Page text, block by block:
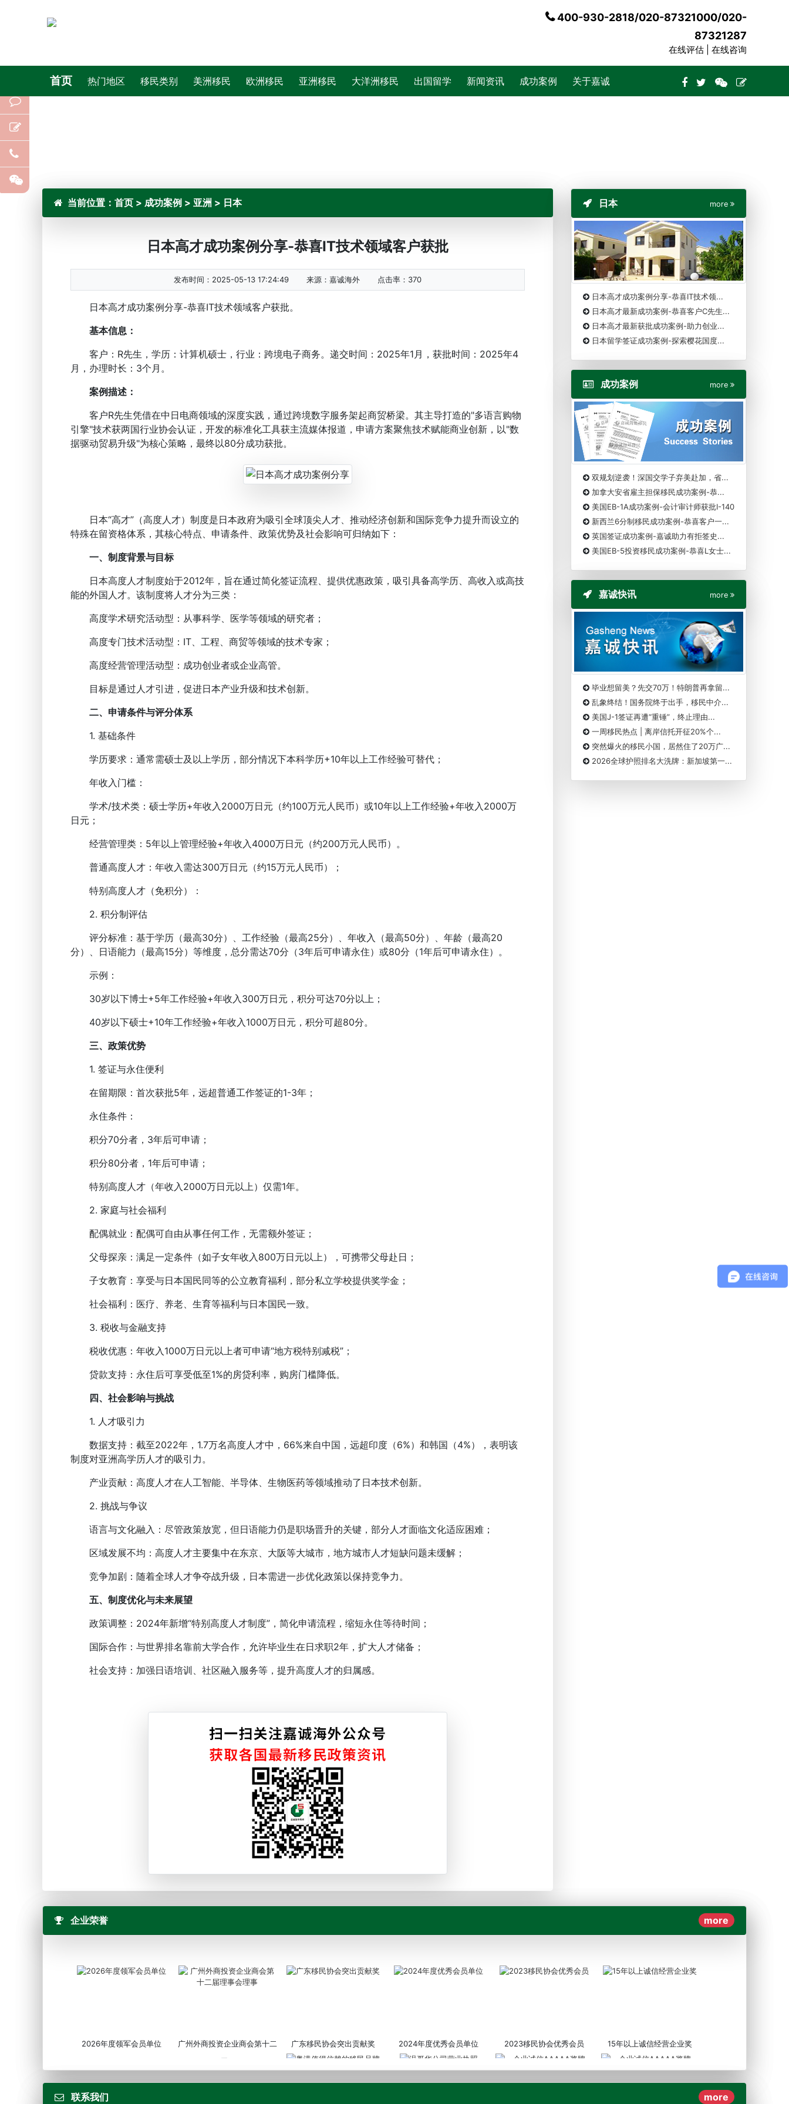
400-930-2818/020-87321000/020-
87321287
在线评估 | 在线咨询
首页 热门地区 移民类别 美洲移民 欧洲移民 亚洲移民 大洋洲移民 出国留学 新闻资讯 成功案例 关于嘉诚
当前位置： 首页 > 成功案例 > 亚洲 > 日本
日本高才成功案例分享-恭喜IT技术领域客户获批
发布时间：2025-05-13 17:24:49 来源：嘉诚海外 点击率： 370
日本高才成功案例分享-恭喜IT技术领域客户获批。
基本信息：
客户：R先生，学历：计算机硕士， 行业：跨境电子商务。 递交时间：2025年1月，获批时间：2025年4
月，办理时长：3个月。
案例描述：
客户R先生凭借在中日电商领域的深度实践，通过跨境数字服务架起商贸桥梁。其主导打造的"多语言购物
引擎"技术获两国行业协会认证，开发的标准化工具获主流媒体报道，申请方案聚焦技术赋能商业创新，以"数
据驱动贸易升级"为核心策略，最终以80分成功获批。
日本“高才”（高度人才）制度是日本政府为吸引全球顶尖人才、推动经济创新和国际竞争力提升而设立的
特殊在留资格体系，其核心特点、申请条件、政策优势及社会影响可归纳如下：
一、制度背景与目标
日本高度人才制度始于2012年，旨在通过简化签证流程、提供优惠政策，吸引具备高学历、高收入或高技
能的外国人才。该制度将人才分为三类：
高度学术研究活动型：从事科学、医学等领域的研究者；
高度专门技术活动型：IT、工程、商贸等领域的技术专家；
高度经营管理活动型：成功创业者或企业高管。
目标是通过人才引进，促进日本产业升级和技术创新。
二、申请条件与评分体系
1. 基础条件
学历要求：通常需硕士及以上学历，部分情况下本科学历+10年以上工作经验可替代；
年收入门槛：
学术/技术类：硕士学历+年收入2000万日元（约100万元人民币）或10年以上工作经验+年收入2000万
日元；
经营管理类：5年以上管理经验+年收入4000万日元（约200万元人民币）。
普通高度人才：年收入需达300万日元（约15万元人民币）；
特别高度人才（免积分）：
2. 积分制评估
评分标准：基于学历（最高30分）、工作经验（最高25分）、年收入（最高50分）、年龄（最高20
分）、日语能力（最高15分）等维度，总分需达70分（3年后可申请永住）或80分（1年后可申请永住）。
示例：
30岁以下博士+5年工作经验+年收入300万日元，积分可达70分以上；
40岁以下硕士+10年工作经验+年收入1000万日元，积分可超80分。
三、政策优势
1. 签证与永住便利
在留期限：首次获批5年，远超普通工作签证的1-3年；
永住条件：
积分70分者，3年后可申请；
积分80分者，1年后可申请；
特别高度人才（年收入2000万日元以上）仅需1年。
2. 家庭与社会福利
配偶就业：配偶可自由从事任何工作，无需额外签证；
父母探亲：满足一定条件（如子女年收入800万日元以上），可携带父母赴日；
子女教育：享受与日本国民同等的公立教育福利，部分私立学校提供奖学金；
社会福利：医疗、养老、生育等福利与日本国民一致。
3. 税收与金融支持
税收优惠：年收入1000万日元以上者可申请“地方税特别减税”；
贷款支持：永住后可享受低至1%的房贷利率，购房门槛降低。
四、社会影响与挑战
1. 人才吸引力
数据支持：截至2022年，1.7万名高度人才中，66%来自中国，远超印度（6%）和韩国（4%），表明该
制度对亚洲高学历人才的吸引力。
产业贡献：高度人才在人工智能、半导体、生物医药等领域推动了日本技术创新。
2. 挑战与争议
语言与文化融入：尽管政策放宽，但日语能力仍是职场晋升的关键，部分人才面临文化适应困难；
区域发展不均：高度人才主要集中在东京、大阪等大城市，地方城市人才短缺问题未缓解；
竞争加剧：随着全球人才争夺战升级，日本需进一步优化政策以保持竞争力。
五、制度优化与未来展望
政策调整：2024年新增“特别高度人才制度”，简化申请流程，缩短永住等待时间；
国际合作：与世界排名靠前大学合作，允许毕业生在日求职2年，扩大人才储备；
社会支持：加强日语培训、社区融入服务等，提升高度人才的归属感。
日本 more
日本高才成功案例分享-恭喜IT技术领...
日本高才最新成功案例-恭喜客户C先生...
日本高才最新获批成功案例-助力创业...
日本留学签证成功案例-探索樱花国度...
成功案例 more
双规划逆袭！深国交学子弃美赴加，省...
加拿大安省雇主担保移民成功案例-恭...
美国EB-1A成功案例-会计审计师获批I-140
新西兰6分制移民成功案例-恭喜客户一...
英国签证成功案例-嘉诚助力有拒签史...
美国EB-5投资移民成功案例-恭喜L女士...
嘉诚快讯 more
毕业想留美？先交70万！特朗普再拿留...
乱象终结！国务院终于出手，移民中介...
美国J-1签证再遭“重锤”，终止理由...
一周移民热点 | 离岸信托开征20%个...
突然爆火的移民小国，居然住了20万广...
2026全球护照排名大洗牌：新加坡第一...
企业荣誉 more
2026年度领军会员单位
广州外商投资企业商会第十二
届...
广东移民协会突出贡献奖 2024年度优秀会员单位 2023移民协会优秀会员 15年以上诚信经营企业奖
联系我们 more